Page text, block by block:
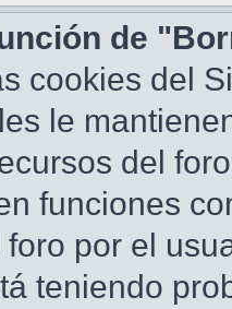
de
cookies del
le
del
funciones
por el
teniendo